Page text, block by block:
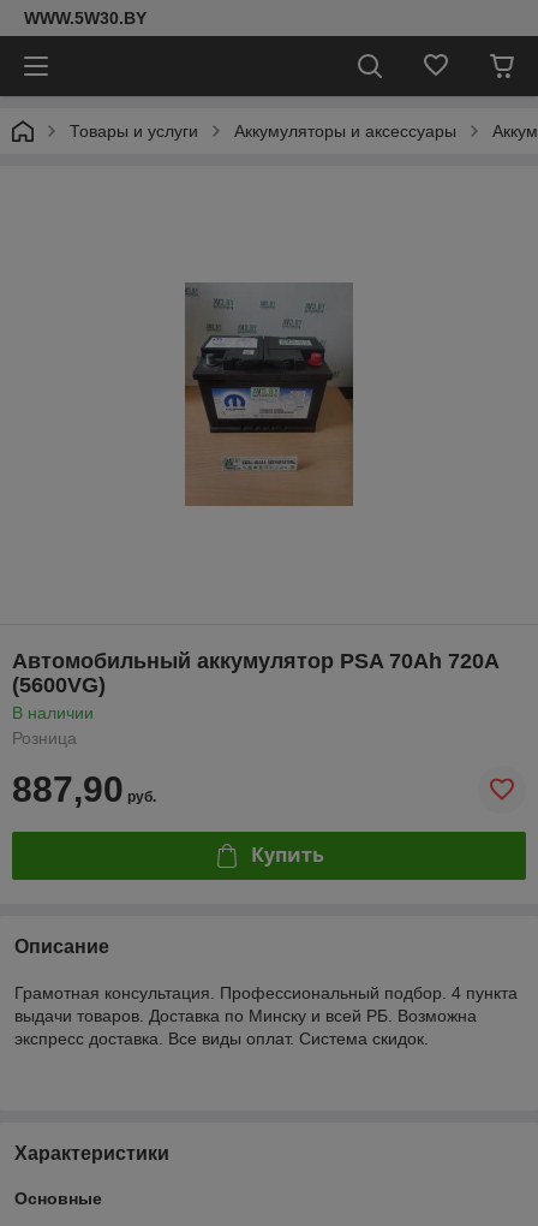
WWW.5W30.BY
Товары и услуги Аккумуляторы и аксессуары
Автомобильный аккумулятор PSA 70Ah 720A
(5600VG)
В наличии
Розница
887,90 руб.
Купить
Описание
Грамотная консультация. Профессиональный подбор. 4 пункта
выдачи товаров. Доставка по Минску и всей РБ. Возможна
экспресс доставка. Все виды оплат. Система скидок.
Характеристики
Основные